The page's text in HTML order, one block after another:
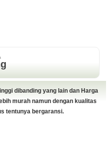
dibanding yang lain dan Harga
murah namun dengan kualitas
tentunya bergaransi.